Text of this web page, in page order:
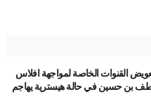
القنوات الخاصة لمواجهة افلاس
بن حسين في حالة هيسترية يهاجم